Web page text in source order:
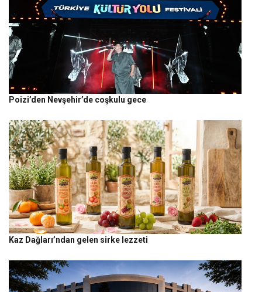
Poizi’den Nevşehir’de coşkulu gece
Kaz Dağları’ndan gelen sirke lezzeti